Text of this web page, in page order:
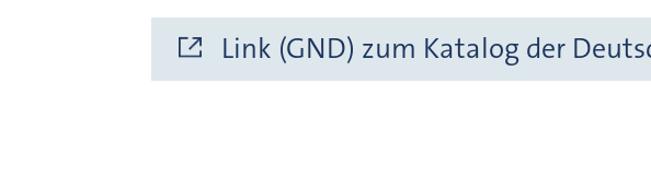
Link (GND) zum Katalog der